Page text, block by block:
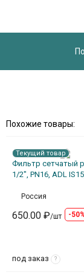
Похожие товары:
Текущий товар
Фильтр сетчатый
1/2", PN16, ADL
Россия
650.00 ₽/шт -
под заказ ?